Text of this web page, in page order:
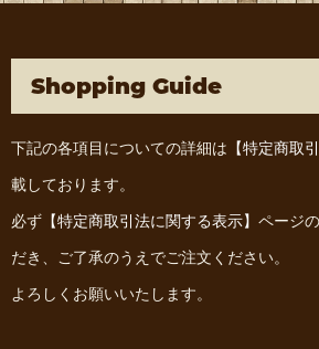
Shopping Guide
下記の各項目についての詳細は 【特定商取
載しております。
必ず 【特定商取引法に関する表示】 ページ
だき、ご了承のうえでご注文ください。
よろしくお願いいたします。